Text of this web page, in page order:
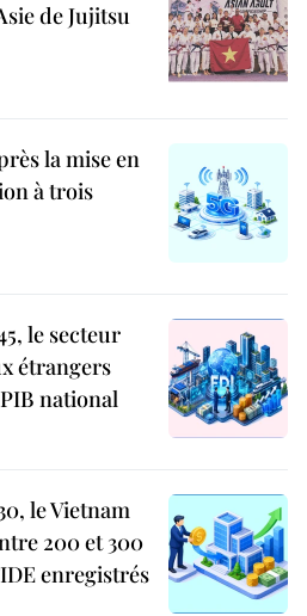
de Jujitsu
la mise en
à trois
le secteur
étrangers
national
le Vietnam
200 et 300
enregistrés